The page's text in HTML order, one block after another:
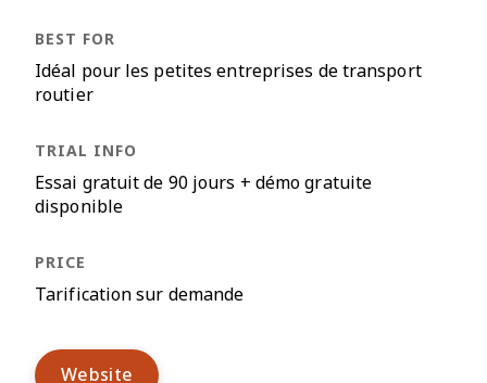
Idéal pour les petites entreprises de transport
routier
Essai gratuit de 90 jours + démo gratuite
disponible
Tarification sur demande
Website